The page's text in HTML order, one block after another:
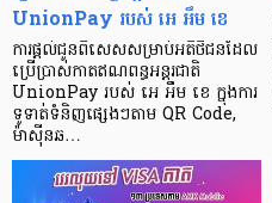
UnionPay របស់ អេ អឹម ខេ
ការផ្ដល់ជូនពិសេសសម្រាប់អតិថិជនដែល
ប្រើប្រាស់កាតឥណពន្ធអន្តរជាតិ
UnionPay របស់ អេ អឹម ខេ ក្នុងការ
ទូទាត់ទំនិញផ្សេងៗតាម QR Code,
ម៉ាស៊ីនឆ…